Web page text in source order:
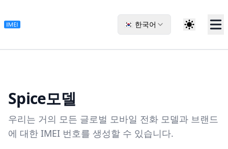
🇰🇷 한국어
Spice모델
우리는 거의 모든 글로벌 모바일 전화 모델과 브랜드
에 대한 IMEI 번호를 생성할 수 있습니다.